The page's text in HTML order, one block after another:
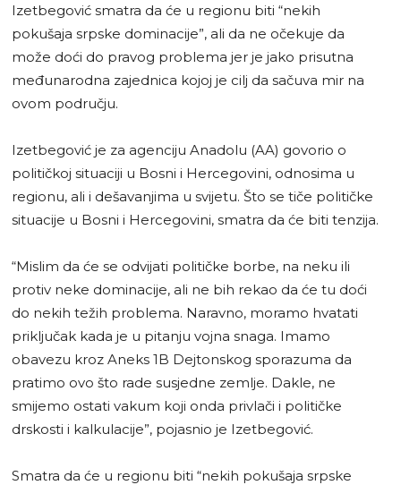
Izetbegović smatra da će u regionu biti “nekih
pokušaja srpske dominacije”, ali da ne očekuje da
može doći do pravog problema jer je jako prisutna
međunarodna zajednica kojoj je cilj da sačuva mir na
ovom području.
Izetbegović je za agenciju Anadolu (AA) govorio o
političkoj situaciji u Bosni i Hercegovini, odnosima u
regionu, ali i dešavanjima u svijetu. Što se tiče političke
situacije u Bosni i Hercegovini, smatra da će biti tenzija.
“Mislim da će se odvijati političke borbe, na neku ili
protiv neke dominacije, ali ne bih rekao da će tu doći
do nekih težih problema. Naravno, moramo hvatati
priključak kada je u pitanju vojna snaga. Imamo
obavezu kroz Aneks 1B Dejtonskog sporazuma da
pratimo ovo što rade susjedne zemlje. Dakle, ne
smijemo ostati vakum koji onda privlači i političke
drskosti i kalkulacije”, pojasnio je Izetbegović.
Smatra da će u regionu biti “nekih pokušaja srpske